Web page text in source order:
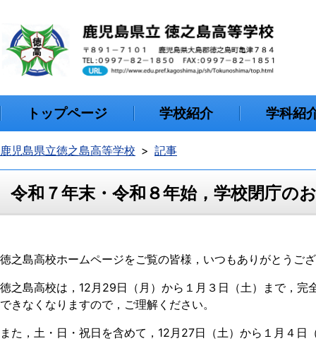
トップページ 学校紹介 学科紹
鹿児島県立徳之島高等学校 記事
令和７年末・令和８年始，学校閉庁の
徳之島高校ホームページをご覧の皆様，いつもありがとうご
徳之島高校は，12月29日（月）から１月３日（土）まで，完
できなくなりますので，ご理解ください。
また，土・日・祝日を含めて，12月27日（土）から１月４